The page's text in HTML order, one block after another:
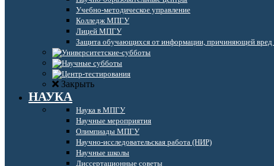
Учебно-методическое управление
Колледж МПГУ
Лицей МПГУ
Защита обучающихся от информации, причиняющей вред
Закрыть
НАУКА
Наука в МПГУ
Научные мероприятия
Олимпиады МПГУ
Научно-исследовательская работа (НИР)
Научные школы
Диссертационные советы